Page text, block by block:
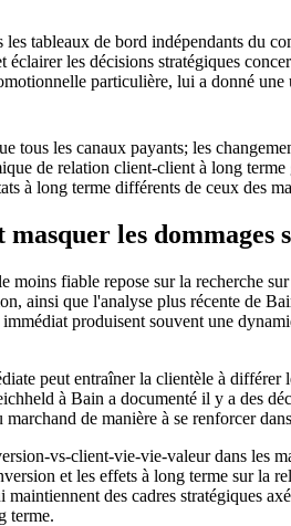
tableaux de bord indépendants du
les décisions stratégiques
particulière, lui a donné
tous les canaux payants; les
de relation client-client à long
à long terme différents de ceux des
les
moins fiable repose sur la recherche
ainsi que l'analyse plus récente de
produisent souvent une
peut entraîner la clientèle à différer
à Bain a documenté il y a des
de manière à se renforcer
vs-client-vie-vie-valeur dans les
et les effets à long terme sur la
des cadres stratégiques
terme.